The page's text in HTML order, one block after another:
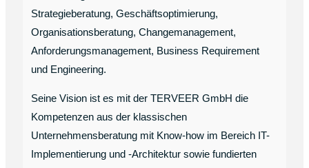
Strategieberatung, Geschäftsoptimierung,
Organisationsberatung, Changemanagement,
Anforderungsmanagement, Business Requirement
und Engineering.
Seine Vision ist es mit der TERVEER GmbH die
Kompetenzen aus der klassischen
Unternehmensberatung mit Know-how im Bereich IT-
Implementierung und -Architektur sowie fundierten